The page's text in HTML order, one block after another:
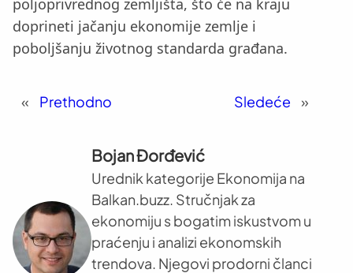
poljoprivrednog zemljišta, što će na kraju
doprineti jačanju ekonomije zemlje i
poboljšanju životnog standarda građana.
« Prethodno Sledeće »
Bojan Đorđević
Urednik kategorije Ekonomija na
Balkan.buzz. Stručnjak za
ekonomiju s bogatim iskustvom u
praćenju i analizi ekonomskih
trendova. Njegovi prodorni članci